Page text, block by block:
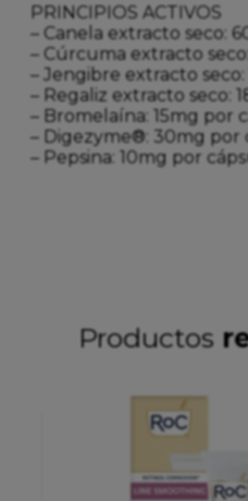
PRINCIPIOS ACTIVOS
– Canela extracto seco:
– Cúrcuma extracto
– Jengibre extracto
– Regaliz extracto seco:
– Bromelaína: 15mg por
– Digezyme®: 30mg por
– Pepsina: 10mg por
Productos